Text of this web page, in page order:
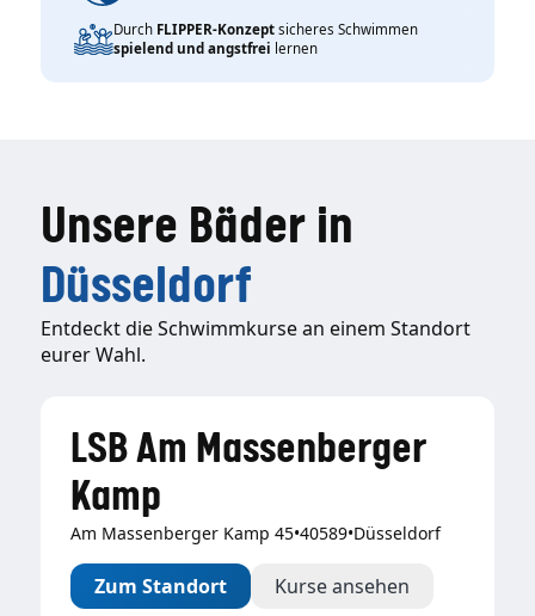
Durch FLIPPER-Konzeptsicheres Schwimmen
spielend und angstfrei lernen
Unsere Bäder in
Düsseldorf
Entdeckt die Schwimmkurse an einem Standort
eurer Wahl.
LSB Am Massenberger
Kamp
Am Massenberger Kamp 45•40589•Düsseldorf
Zum Standort Kurse ansehen